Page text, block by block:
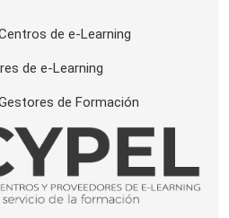
de e-Learning
de e-Learning
de Formación